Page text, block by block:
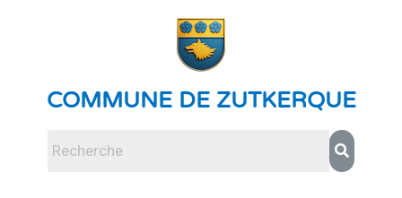
COMMUNE DE ZUTKERQUE